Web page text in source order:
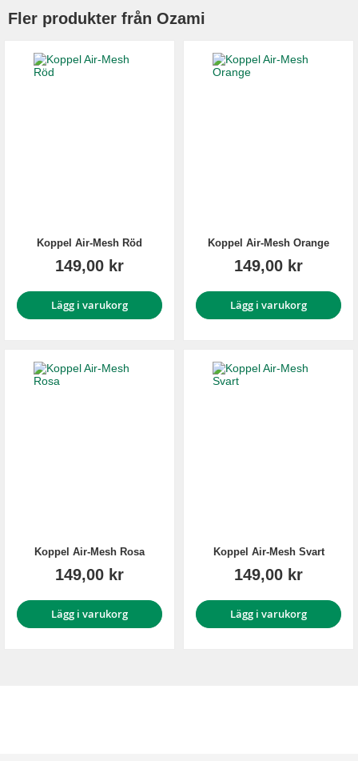
Fler produkter från Ozami
Koppel Air-Mesh Röd
149,00 kr
Lägg i varukorg
Koppel Air-Mesh Orange
149,00 kr
Lägg i varukorg
Koppel Air-Mesh Rosa
149,00 kr
Lägg i varukorg
Koppel Air-Mesh Svart
149,00 kr
Lägg i varukorg